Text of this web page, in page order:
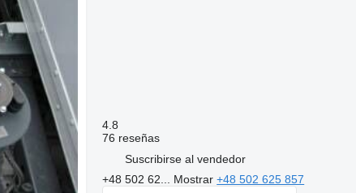
4.8
76 reseñas
Suscribirse al vendedor
+48 502 62... Mostrar+48 502 625 857